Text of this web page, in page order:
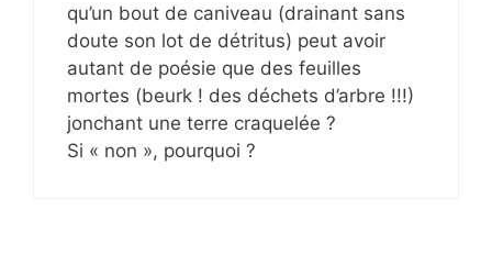
qu’un bout de caniveau (drainant sans
doute son lot de détritus) peut avoir
autant de poésie que des feuilles
mortes (beurk ! des déchets d’arbre !!!)
jonchant une terre craquelée ?
Si « non », pourquoi ?